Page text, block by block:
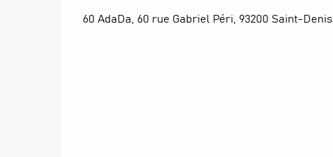
60 AdaDa, 60 rue Gabriel Péri, 93200 Saint-Denis